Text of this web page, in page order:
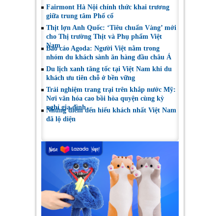
Fairmont Hà Nội chính thức khai trương
giữa trung tâm Phố cổ
Thịt lợn Anh Quốc: ‘Tiêu chuẩn Vàng’ mới
cho Thị trường Thịt và Phụ phẩm Việt
Nam
Báo cáo Agoda: Người Việt nằm trong
nhóm du khách sành ăn hàng đầu châu Á
Du lịch xanh tăng tốc tại Việt Nam khi du
khách ưu tiên chỗ ở bền vững
Trải nghiệm trang trại trên khắp nước Mỹ:
Nơi văn hóa cao bồi hòa quyện cùng kỳ
nghỉ gia đình
Những điểm đến hiếu khách nhất Việt Nam
đã lộ diện